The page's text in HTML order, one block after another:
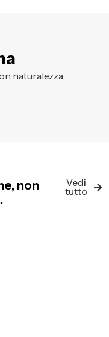
naturalezza.
non
Vedi
tutto